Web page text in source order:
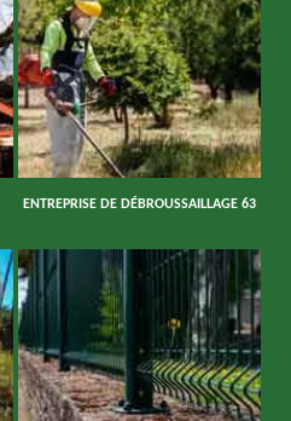
ENTREPRISE DE DÉBROUSSAILLAGE 63